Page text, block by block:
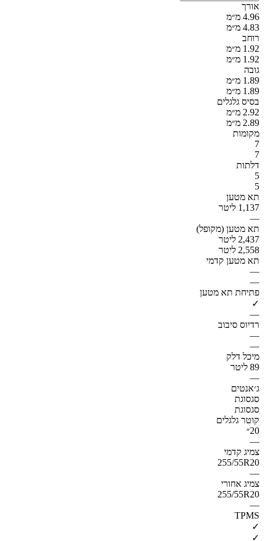
אורך
4.96 מ״מ
4.83 מ״מ
רוחב
1.92 מ״מ
1.92 מ״מ
גובה
1.89 מ״מ
1.89 מ״מ
בסיס גלגלים
2.92 מ״מ
2.89 מ״מ
מקומות
7
7
דלתות
5
5
תא מטען
1,137 ליטר
—
תא מטען (מקופל)
2,437 ליטר
2,558 ליטר
תא מטען קדמי
—
—
פתיחת תא מטען
✓
—
רדיוס סיבוב
—
—
מיכל דלק
89 ליטר
—
ג׳אנטים
סגסוגת
סגסוגת
קוטר גלגלים
20״
—
צמיג קדמי
255/55R20
—
צמיג אחורי
255/55R20
—
TPMS
✓
✓